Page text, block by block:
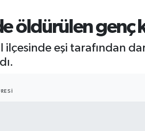
öldürülen genç
eşi tarafından